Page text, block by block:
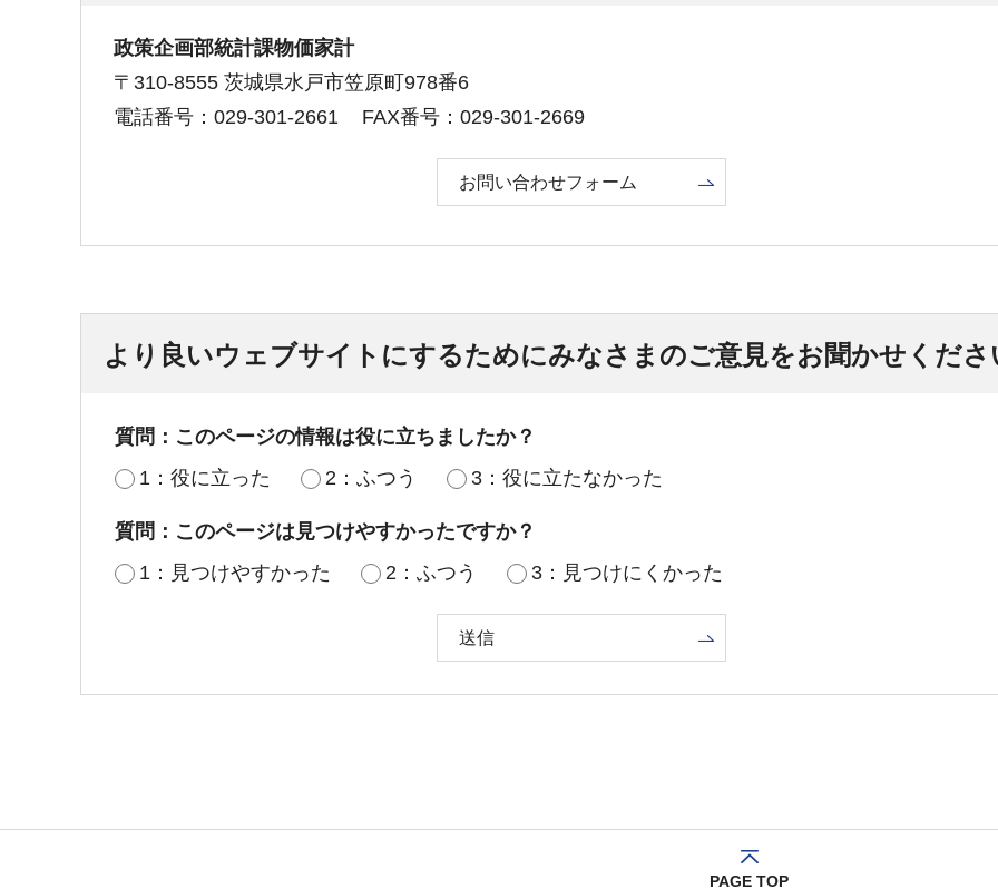
政策企画部統計課物価家計
〒310-8555 茨城県水戸市笠原町978番6
電話番号：029-301-2661
FAX番号：029-301-2669
お問い合わせフォーム
より良いウェブサイトにするためにみなさまのご意見をお聞かせくださ
質問：このページの情報は役に立ちましたか？
1：役に立った
2：ふつう 3：役に立たなかった
質問：このページは見つけやすかったですか？
1：見つけやすかった
2：ふつう 3：見つけにくかった
PAGE TOP